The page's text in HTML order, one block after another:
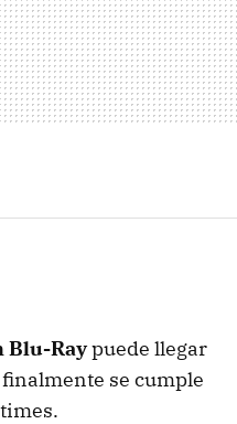
Blu-Raypuede llegar
finalmente se cumple